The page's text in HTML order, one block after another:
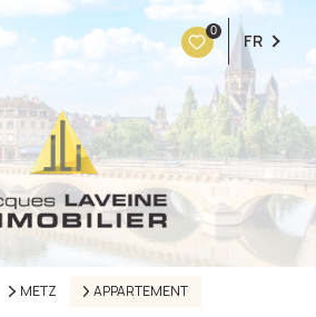
0 FR
METZ APPARTEMENT